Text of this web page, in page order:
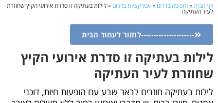
דף הבית»חופשה בדרום » אטרקציות בדרום »לילות בעתיקה זו סדרת אירועי הקיץ שחוזרת
לעיר העתיקה
---------------------לחזור לעמוד הבית
לילות בעתיקה זו סדרת אירועי הקיץ
שחוזרת לעיר העתיקה
לילות בעתיקה חוזרים לבאר שבע עם הופעות חיות, דוכני